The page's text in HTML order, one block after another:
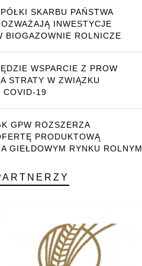
SKARBU PAŃSTWA
INWESTYCJE
BIOGAZOWNIE ROLNICZE
WSPARCIE Z PROW
STRATY W ZWIĄZKU
COVID-19
GPW ROZSZERZA
PRODUKTOWĄ
GIEŁDOWYM RYNKU ROLNYM